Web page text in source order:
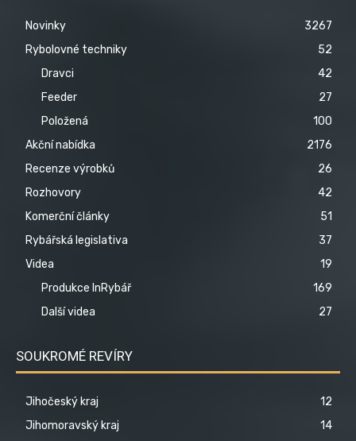
Novinky
3267
Rybolovné techniky
52
Dravci
42
Feeder
27
Položená
100
Akční nabídka
2176
Recenze výrobků
26
Rozhovory
42
Komerční články
51
Rybářská legislativa
37
Videa
19
Produkce InRybář
169
Další videa
27
SOUKROMÉ REVÍRY
Jihočeský kraj
12
Jihomoravský kraj
14